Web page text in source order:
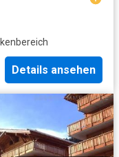
Details ansehen